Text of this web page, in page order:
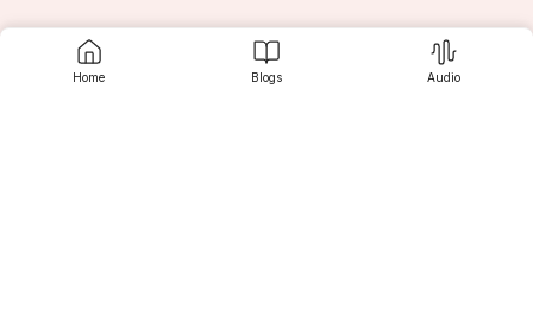
Home Blogs Audio
प्रणताशनिपञ्जरं नम्बरपिञ्जरमरिकुञ्जरहरिमिन्दुमुखं